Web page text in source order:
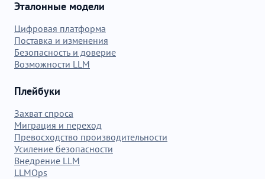
Эталонные модели
Цифровая платформа
Поставка и изменения
Безопасность и доверие
Возможности LLM
Плейбуки
Захват спроса
Миграция и переход
Превосходство производительности
Усиление безопасности
Внедрение LLM
LLMOps